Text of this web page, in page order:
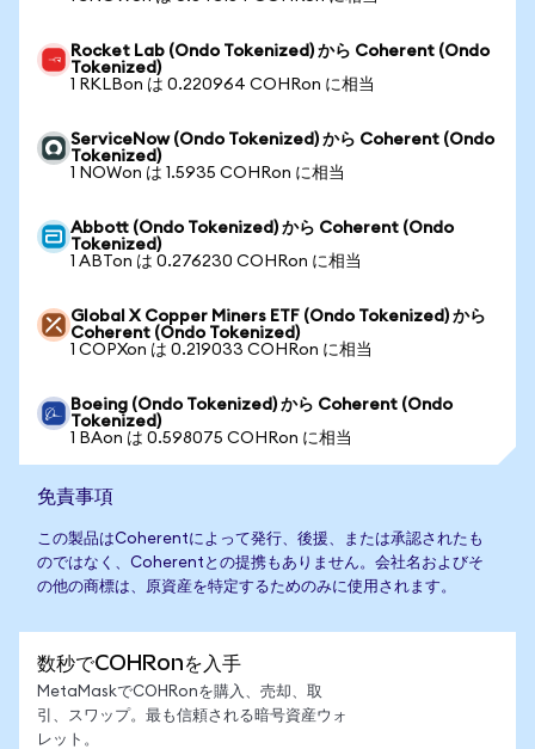
Rocket Lab (Ondo Tokenized) から Coherent (Ondo
Tokenized)
1 RKLBon は 0.220964 COHRon に相当
ServiceNow (Ondo Tokenized) から Coherent (Ondo
Tokenized)
1 NOWon は 1.5935 COHRon に相当
Abbott (Ondo Tokenized) から Coherent (Ondo
Tokenized)
1 ABTon は 0.276230 COHRon に相当
Global X Copper Miners ETF (Ondo Tokenized) から
Coherent (Ondo Tokenized)
1 COPXon は 0.219033 COHRon に相当
Boeing (Ondo Tokenized) から Coherent (Ondo
Tokenized)
1 BAon は 0.598075 COHRon に相当
免責事項
この製品はCoherentによって発行、後援、または承認されたも
のではなく、Coherentとの提携もありません。会社名およびそ
の他の商標は、原資産を特定するためのみに使用されます。
数秒でCOHRonを入手
MetaMaskでCOHRonを購入、売却、取
引、スワップ。最も信頼される暗号資産ウォ
レット。